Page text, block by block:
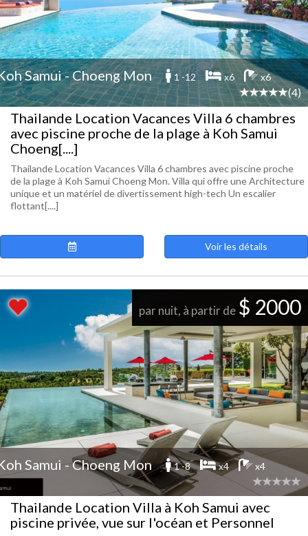
Samui - Choeng Mon 1 -12 x6 x6
(4)
Thailande Location Vacances Villa 6 chambres
avec piscine proche de la plage à Koh Samui
Choeng[....]
Thailande Location Vacances Villa 6 chambres avec piscine proche
de la plage à Koh Samui Choeng Mon. Villa qui offre une Architecture
unique et un matériel de divertissement high-tech Un escalier
flottant[....]
Voir les détails
par nuit, à partir de $ 2000
Samui - Choeng Mon 1 -8 x4 x4
Thailande Location Villa à Koh Samui avec
piscine privée, vue sur l'océan et Personnel